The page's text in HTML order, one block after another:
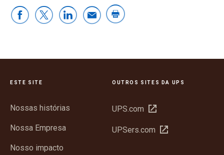
ESTE SITE
Nossas histórias
Nossa Empresa
Nosso impacto
OUTROS SITES DA UPS
UPS.com Abrir
nova
UPSers.com Abrir